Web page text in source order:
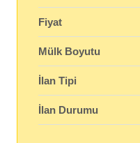
Fiyat
Mülk Boyutu
İlan Tipi
İlan Durumu